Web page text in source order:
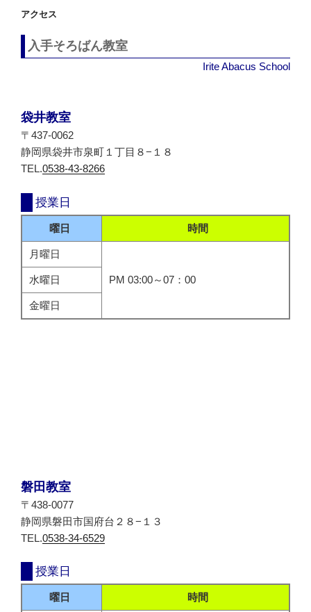
ョ
ン
アクセス
入手そろばん教室
Irite Abacus School
袋井教室
〒437-0062
静岡県袋井市泉町１丁目８−１８
TEL.0538-43-8266
授業日
曜日 時間
月曜日
PM 03:00～07：00
水曜日
金曜日
磐田教室
〒438-0077
静岡県磐田市国府台２８−１３
TEL.0538-34-6529
授業日
曜日 時間